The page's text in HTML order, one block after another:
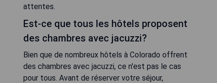
attentes.
Est-ce que tous les hôtels proposent
des chambres avec jacuzzi?
Bien que de nombreux hôtels à Colorado offrent
des chambres avec jacuzzi, ce n'est pas le cas
pour tous. Avant de réserver votre séjour,